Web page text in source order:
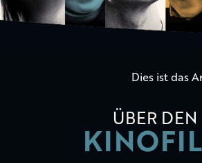
Dies ist das
ÜBER DEN